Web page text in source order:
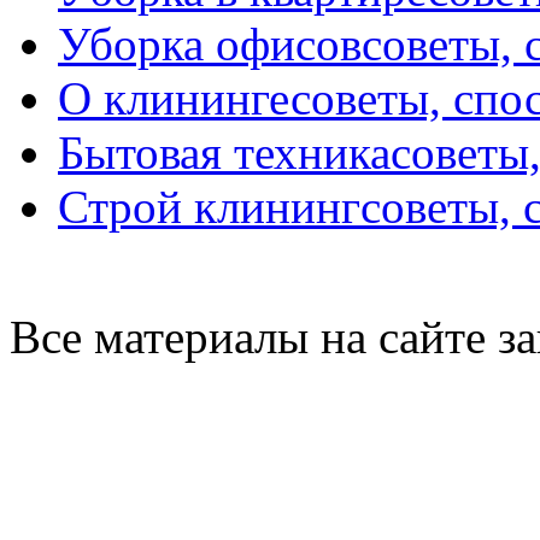
Уборка офисовсоветы,
О клинингесоветы,
Бытовая техника
Строй клинингсоветы,
Все материалы на сайте